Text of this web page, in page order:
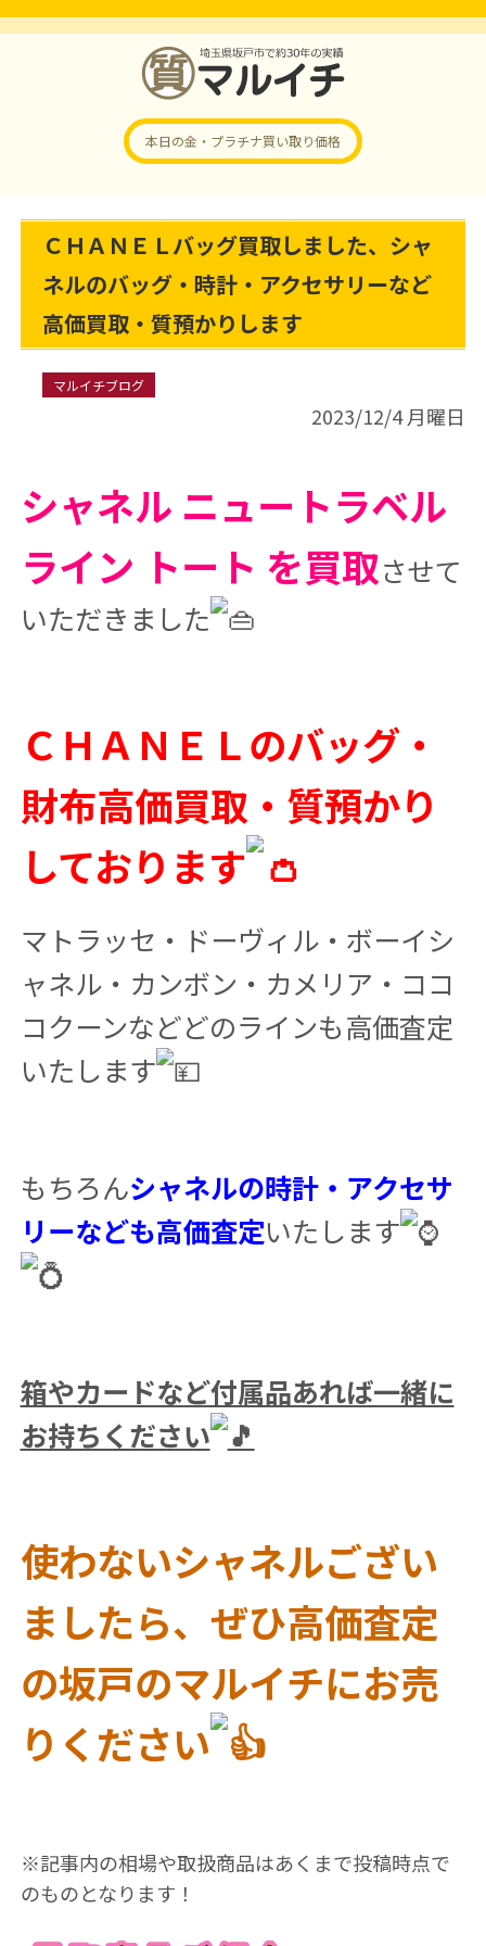
本日の金・プラチナ買い取り価格
ＣＨＡＮＥＬバッグ買取しました、シャ
ネルのバッグ・時計・アクセサリーなど
高価買取・質預かりします
マルイチブログ
2023/12/4 月曜日
シャネル ニュートラベル
ライン トート を買取させて
いただきました
ＣＨＡＮＥＬのバッグ・
財布高価買取・質預かり
しております
マトラッセ・ドーヴィル・ボーイシ
ャネル・カンボン・カメリア・ココ
コクーンなどどのラインも高価査定
いたします
もちろんシャネルの時計・アクセサ
リーなども高価査定いたします
箱やカードなど付属品あれば一緒に
お持ちください
使わないシャネルござい
ましたら、ぜひ高価査定
の坂戸のマルイチにお売
りください
※記事内の相場や取扱商品はあくまで投稿時点で
のものとなります！